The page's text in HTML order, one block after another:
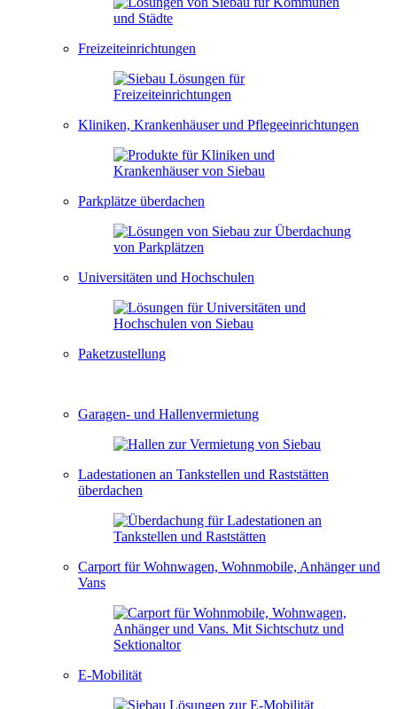
Freizeiteinrichtungen
Kliniken, Krankenhäuser und Pflegeeinrichtungen
Parkplätze überdachen
Universitäten und Hochschulen
Paketzustellung
Garagen- und Hallenvermietung
Ladestationen an Tankstellen und Raststätten
überdachen
Carport für Wohnwagen, Wohnmobile, Anhänger und
Vans
E-Mobilität